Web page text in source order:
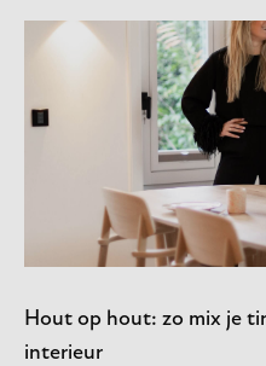
Hout op hout: zo mix je
interieur